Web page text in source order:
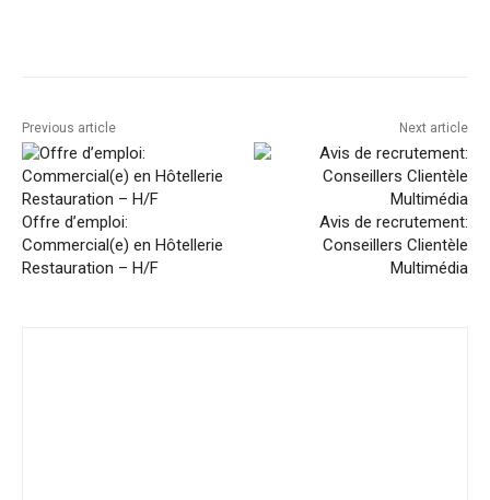
Previous article
Offre d’emploi:
Commercial(e) en Hôtellerie
Restauration – H/F
Next article
Avis de recrutement:
Conseillers Clientèle
Multimédia